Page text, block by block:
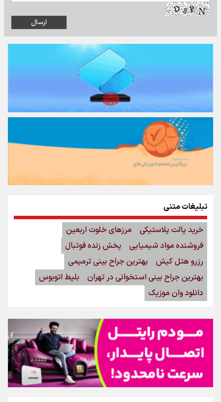
تبلیغات متنی
خرید پالت پلاستیکی
مرزهای خلوت اربعین
فروشنده مواد شیمیایی
پخش زنده فوتبال
رزرو هتل کیش
بهترین جراح بینی ترمیمی
بهترین جراح بینی استخوانی در تهران
بلیط اتوبوس
دانلود وان موزیک